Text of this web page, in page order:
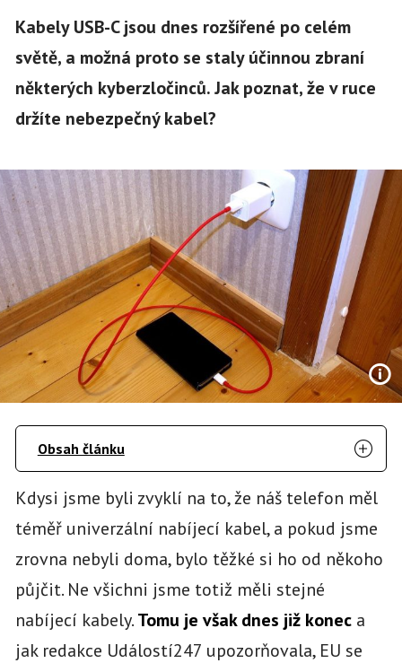
Kabely USB-C jsou dnes rozšířené po celém
světě, a možná proto se staly účinnou zbraní
některých kyberzločinců. Jak poznat, že v ruce
držíte nebezpečný kabel?
Obsah článku
Kdysi jsme byli zvyklí na to, že náš telefon měl
téměř univerzální nabíjecí kabel, a pokud jsme
zrovna nebyli doma, bylo těžké si ho od někoho
půjčit. Ne všichni jsme totiž měli stejné
nabíjecí kabely.Tomu je však dnes již konec a
jak redakce Událostí247 upozorňovala, EU se